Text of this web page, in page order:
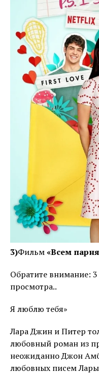
3)Фильм«Всем
Обратите внимание:
просмотра..
Я люблю тебя»
Лара Джин и Питер
любовный роман из
неожиданно Джон
любовных писем